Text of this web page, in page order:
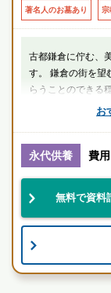
著名人のお墓あり 宗
お
古都鎌倉に佇む、
す。 鎌倉の街を望
らうことのできる
厚生
1級
神奈川県
景観良 自然
お墓のことな
現地を見学し
永代供養 費
無料で資料